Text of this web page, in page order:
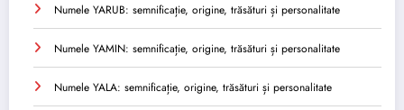
Numele YARUB: semnificație, origine, trăsături și personalitate
Numele YAMIN: semnificație, origine, trăsături și personalitate
Numele YALA: semnificație, origine, trăsături și personalitate